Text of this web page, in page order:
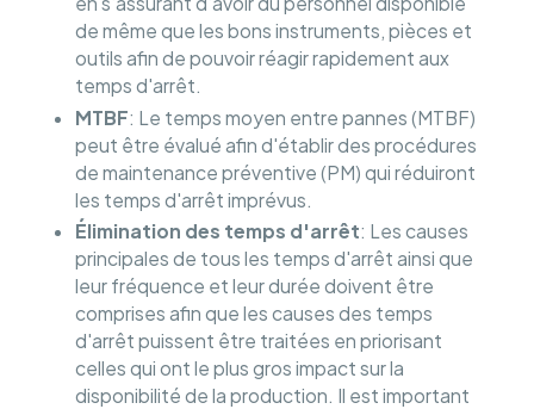
de même que les bons instruments, pièces et
outils afin de pouvoir réagir rapidement aux
temps d'arrêt.
MTBF: Le temps moyen entre pannes (MTBF)
peut être évalué afin d'établir des procédures
de maintenance préventive (PM) qui réduiront
les temps d'arrêt imprévus.
Élimination des temps d'arrêt: Les causes
principales de tous les temps d'arrêt ainsi que
leur fréquence et leur durée doivent être
comprises afin que les causes des temps
d'arrêt puissent être traitées en priorisant
celles qui ont le plus gros impact sur la
disponibilité de la production. Il est important